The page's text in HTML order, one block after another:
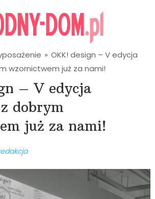
» OKK! design – V edycja
wzornictwem już za nami!
– V edycja
dobrym
już za nami!